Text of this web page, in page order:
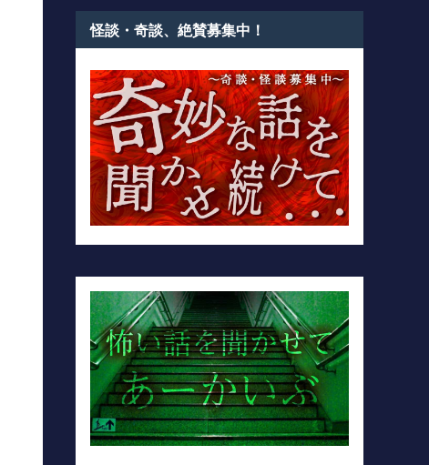
怪談・奇談、絶賛募集中！